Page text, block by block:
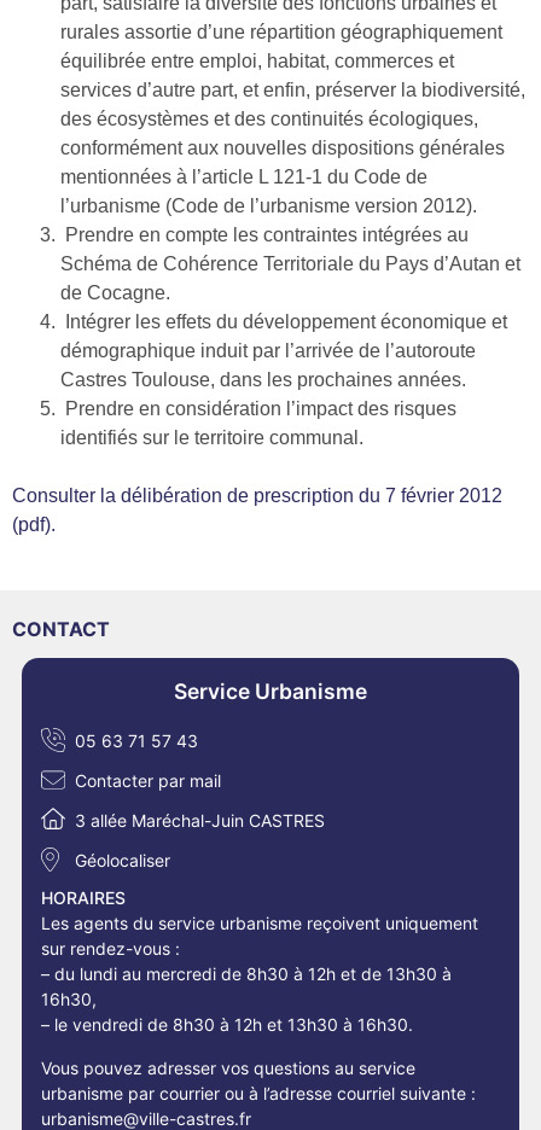
rurales assortie d’une répartition géographiquement
équilibrée entre emploi, habitat, commerces et
services d’autre part, et enfin, préserver la biodiversité,
des écosystèmes et des continuités écologiques,
conformément aux nouvelles dispositions générales
mentionnées à l’article L 121-1 du Code de
l’urbanisme (Code de l’urbanisme version 2012).
Prendre en compte les contraintes intégrées au
Schéma de Cohérence Territoriale du Pays d’Autan et
de Cocagne.
Intégrer les effets du développement économique et
démographique induit par l’arrivée de l’autoroute
Castres Toulouse, dans les prochaines années.
Prendre en considération l’impact des risques
identifiés sur le territoire communal.
Consulter la délibération de prescription du 7 février 2012
(pdf).
CONTACT
Service Urbanisme
05 63 71 57 43
Contacter par mail
3 allée Maréchal-Juin CASTRES
Géolocaliser
HORAIRES
Les agents du service urbanisme reçoivent uniquement
sur rendez-vous :
– du lundi au mercredi de 8h30 à 12h et de 13h30 à
16h30,
– le vendredi de 8h30 à 12h et 13h30 à 16h30.
Vous pouvez adresser vos questions au service
urbanisme par courrier ou à l’adresse courriel suivante :
urbanisme@ville-castres.fr